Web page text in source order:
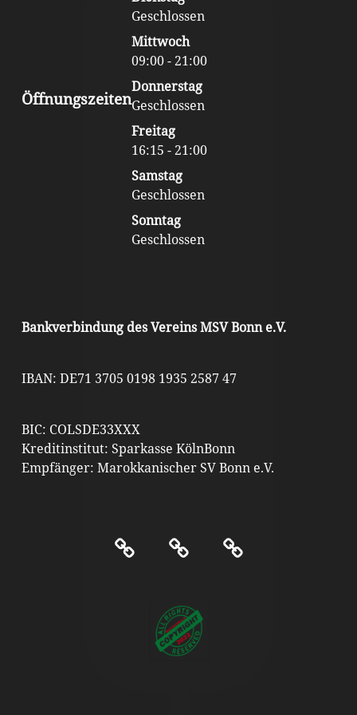
Öffnungszeiten
Geschlossen
Mittwoch
09:00 - 21:00
Donnerstag
Geschlossen
Freitag
16:15 - 21:00
Samstag
Geschlossen
Sonntag
Geschlossen
Bankverbindung des Vereins MSV Bonn e.V.
IBAN: DE71 3705 0198 1935 2587 47
BIC: COLSDE33XXX
Kreditinstitut: Sparkasse KölnBonn
Empfänger: Marokkanischer SV Bonn e.V.
Kontakt ImpressumDatenschutz